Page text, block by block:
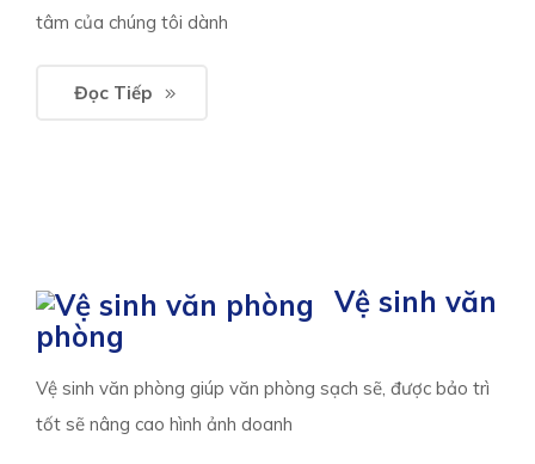
tâm của chúng tôi dành
Đọc Tiếp
Vệ sinh văn
phòng
Vệ sinh văn phòng giúp văn phòng sạch sẽ, được bảo trì
tốt sẽ nâng cao hình ảnh doanh